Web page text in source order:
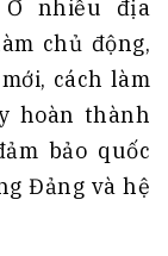
nhiều địa
chủ động,
cách làm
hoàn thành
bảo quốc
Đảng và hệ